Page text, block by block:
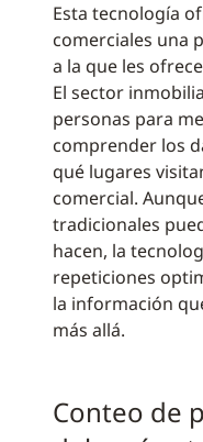
Esta tecnología
comerciales una
a la que les
El sector
personas para
comprender los
qué lugares
comercial.
tradicionales
hacen, la
repeticiones
la información
más allá.
Conteo de